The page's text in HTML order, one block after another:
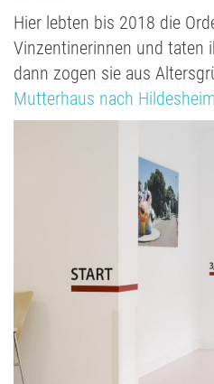
Hier lebten bis 2018 die
Vinzentinerinnen und taten
dann zogen sie aus
Mutterhaus nach Hildesheim